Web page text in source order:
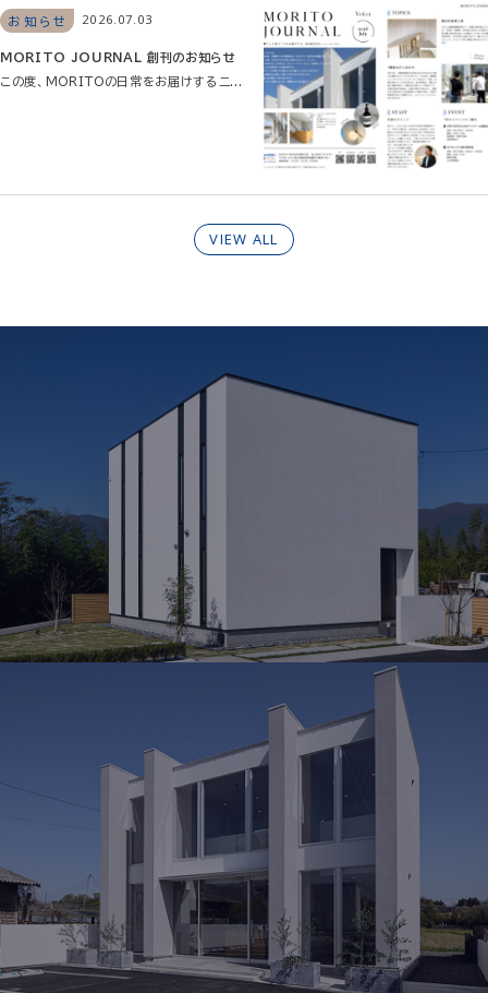
お知らせ 2026.07.03
MORITO JOURNAL 創刊のお知らせ
この度、MORITOの日常をお届けするニ...
VIEW ALL
MODEL HOUSE
岡山北モデルハウス
岡山県勝田郡奈義町荒内西58-2
OPEN 10：00 ～ 19：00
見学予約